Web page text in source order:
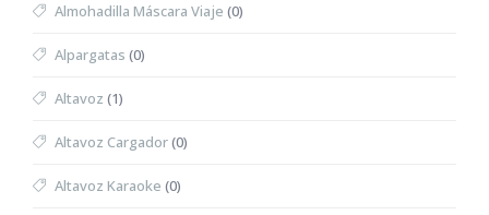
Almohadilla Máscara Viaje (0)
Alpargatas (0)
Altavoz (1)
Altavoz Cargador(0)
Altavoz Karaoke (0)